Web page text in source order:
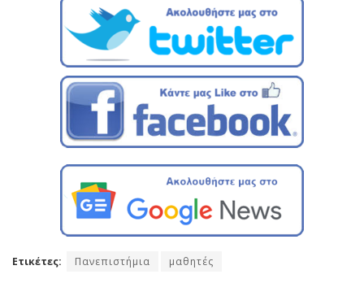
Ετικέτες: Πανεπιστήμια μαθητές